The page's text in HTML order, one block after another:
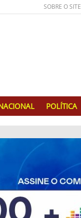
SOBRE O SITE
POLÍTICA